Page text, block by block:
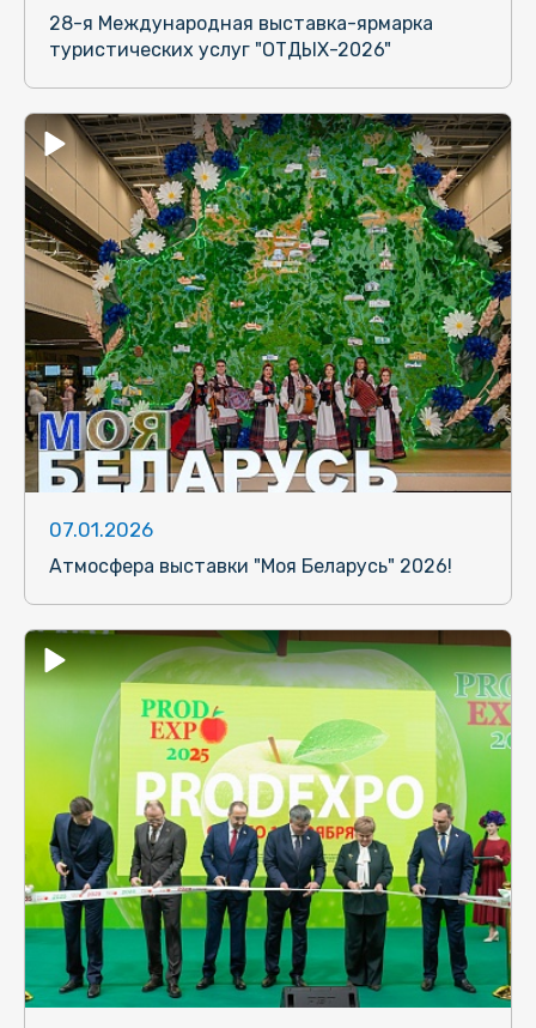
28-я Международная выставка-ярмарка
туристических услуг "ОТДЫХ-2026"
07.01.2026
Атмосфера выставки "Моя Беларусь" 2026!